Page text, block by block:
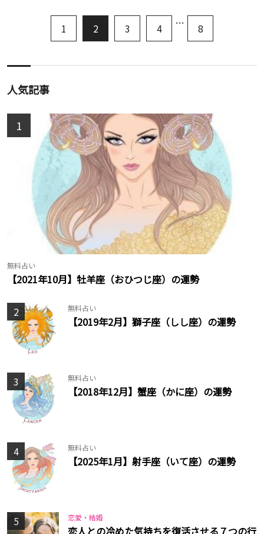
1 2 3 4 … 8
人気記事
1
無料占い
【2021年10月】牡羊座（おひつじ座）の運勢
2 無料占い
【2019年2月】獅子座（しし座）の運勢
3 無料占い
【2018年12月】蟹座（かに座）の運勢
4 無料占い
【2025年1月】射手座（いて座）の運勢
5 恋愛・結婚
恋人との冷めた気持ちを復活させる７つの行